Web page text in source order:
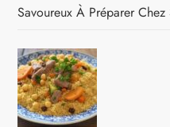
Savoureux À Préparer Chez